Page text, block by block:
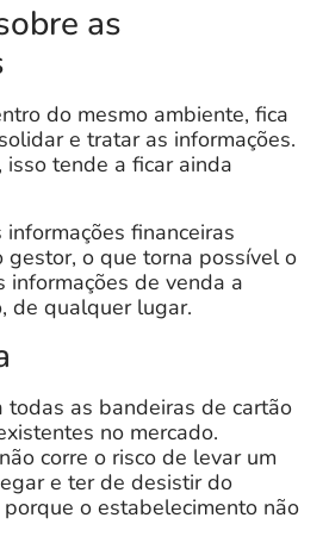
as
do mesmo ambiente, fica
e tratar as informações.
isso tende a ficar ainda
financeiras
o que torna possível o
informações de venda a
de qualquer lugar.
todas as bandeiras de cartão
no mercado.
corre o risco de levar um
e ter de desistir do
o estabelecimento não